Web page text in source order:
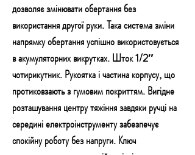
дозволяє змінювати обертання без
використання другої руки. Така система зміни
напрямку обертання успішно використовується
в акумуляторних викрутках. Шток 1/2″
чотирикутник. Рукоятка і частина корпусу, що
протиковзають з гумовим покриттям. Вигідне
розташування центру тяжіння завдяки ручці на
середині електроінструменту забезпечує
спокійну роботу без напруги. Ключ